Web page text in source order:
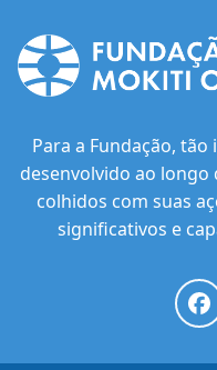
Para a Fundação,
desenvolvido ao longo
colhidos com suas
significativos e